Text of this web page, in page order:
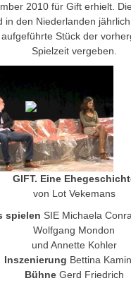
2010 für Gift erhielt.
in den Niederlanden
Stück der
Spielzeit vergeben.
GIFT. Eine
von Lot Vekemans
spielen SIE Michaela
Wolfgang Mondon
und Annette Kohler
Inszenierung Bettina
BühneGerd Friedrich